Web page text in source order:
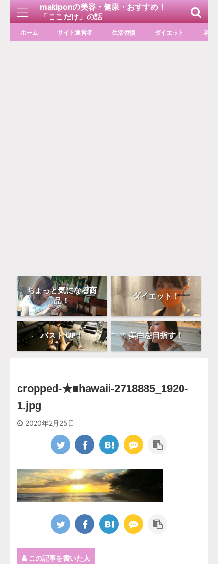
makiponの美容・健康・おすすめ！
「ここだけ」の話
ホーム サイト運営者 生活習慣 ダイエット 老化
ちょっと気になる商
品！
ダイエット！
バスト UP！ 美白を目指す！
cropped-★■hawaii-2718885_1920-
1.jpg
2020年2月25日
この記事を書いた人